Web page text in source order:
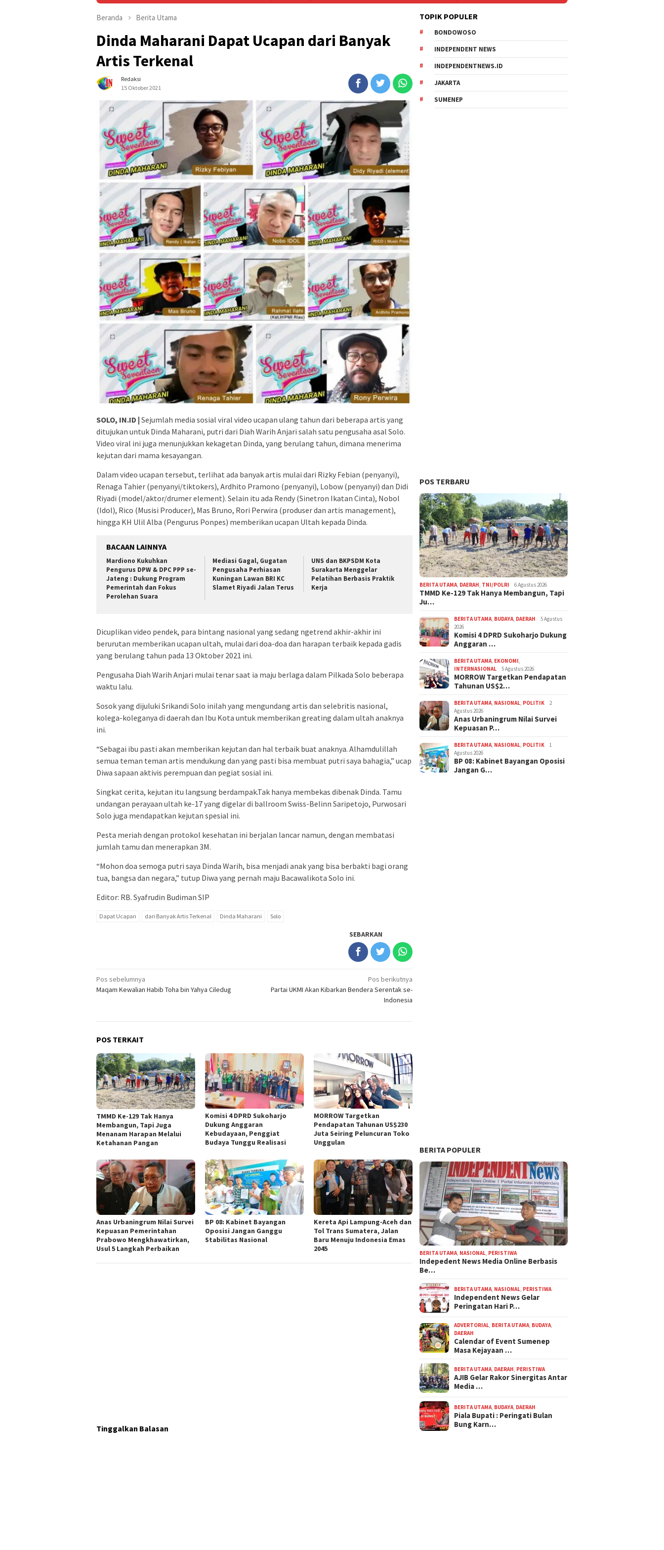
Beranda Berita Utama
Dinda Maharani Dapat Ucapan dari Banyak
Artis Terkenal
Redaksi
15 Oktober 2021
SOLO, IN.ID | Sejumlah media sosial viral video ucapan ulang tahun dari beberapa artis yang
ditujukan untuk Dinda Maharani, putri dari Diah Warih Anjari salah satu pengusaha asal Solo.
Video viral ini juga menunjukkan kekagetan Dinda, yang berulang tahun, dimana menerima
kejutan dari mama kesayangan.
Dalam video ucapan tersebut, terlihat ada banyak artis mulai dari Rizky Febian (penyanyi),
Renaga Tahier (penyanyi/tiktokers), Ardhito Pramono (penyanyi), Lobow (penyanyi) dan Didi
Riyadi (model/aktor/drumer element). Selain itu ada Rendy (Sinetron Ikatan Cinta), Nobol
(Idol), Rico (Musisi Producer), Mas Bruno, Rori Perwira (produser dan artis management),
hingga KH Ulil Alba (Pengurus Ponpes) memberikan ucapan Ultah kepada Dinda.
BACAAN LAINNYA
Mardiono Kukuhkan
Pengurus DPW & DPC PPP se-
Jateng : Dukung Program
Pemerintah dan Fokus
Perolehan Suara
Mediasi Gagal, Gugatan
Pengusaha Perhiasan
Kuningan Lawan BRI KC
Slamet Riyadi Jalan Terus
UNS dan BKPSDM Kota
Surakarta Menggelar
Pelatihan Berbasis Praktik
Kerja
Dicuplikan video pendek, para bintang nasional yang sedang ngetrend akhir-akhir ini
berurutan memberikan ucapan ultah, mulai dari doa-doa dan harapan terbaik kepada gadis
yang berulang tahun pada 13 Oktober 2021 ini.
Pengusaha Diah Warih Anjari mulai tenar saat ia maju berlaga dalam Pilkada Solo beberapa
waktu lalu.
Sosok yang dijuluki Srikandi Solo inilah yang mengundang artis dan selebritis nasional,
kolega-koleganya di daerah dan Ibu Kota untuk memberikan greating dalam ultah anaknya
ini.
“Sebagai ibu pasti akan memberikan kejutan dan hal terbaik buat anaknya. Alhamdulillah
semua teman teman artis mendukung dan yang pasti bisa membuat putri saya bahagia,” ucap
Diwa sapaan aktivis perempuan dan pegiat sosial ini.
Singkat cerita, kejutan itu langsung berdampak.Tak hanya membekas dibenak Dinda. Tamu
undangan perayaan ultah ke-17 yang digelar di ballroom Swiss-Belinn Saripetojo, Purwosari
Solo juga mendapatkan kejutan spesial ini.
Pesta meriah dengan protokol kesehatan ini berjalan lancar namun, dengan membatasi
jumlah tamu dan menerapkan 3M.
“Mohon doa semoga putri saya Dinda Warih, bisa menjadi anak yang bisa berbakti bagi orang
tua, bangsa dan negara,” tutup Diwa yang pernah maju Bacawalikota Solo ini.
Editor: RB. Syafrudin Budiman SIP
Dapat Ucapan dari Banyak Artis Terkenal Dinda Maharani Solo
SEBARKAN
Navigasi
pos
Pos sebelumnya
Maqam Kewalian Habib Toha bin Yahya Ciledug
Pos berikutnya
Partai UKMI Akan Kibarkan Bendera Serentak se-
Indonesia
POS TERKAIT
TMMD Ke-129 Tak Hanya
Membangun, Tapi Juga
Menanam Harapan Melalui
Ketahanan Pangan
Komisi 4 DPRD Sukoharjo
Dukung Anggaran
Kebudayaan, Penggiat
Budaya Tunggu Realisasi
MORROW Targetkan
Pendapatan Tahunan US$230
Juta Seiring Peluncuran Toko
Unggulan
Anas Urbaningrum Nilai Survei
Kepuasan Pemerintahan
Prabowo Mengkhawatirkan,
Usul 5 Langkah Perbaikan
BP 08: Kabinet Bayangan
Oposisi Jangan Ganggu
Stabilitas Nasional
Kereta Api Lampung-Aceh dan
Tol Trans Sumatera, Jalan
Baru Menuju Indonesia Emas
2045
Tinggalkan Balasan
TOPIK POPULER
BONDOWOSO
INDEPENDENT NEWS
INDEPENDENTNEWS.ID
JAKARTA
SUMENEP
POS TERBARU
BERITA UTAMA DAERAH TNI/POLRI 6 Agustus 2026
TMMD Ke-129 Tak Hanya Membangun, Tapi
Ju…
BERITA UTAMA BUDAYA DAERAH
5 Agustus
2026
Komisi 4 DPRD Sukoharjo Dukung
Anggaran …
BERITA UTAMA EKONOMI
INTERNASIONAL
5 Agustus 2026
MORROW Targetkan Pendapatan
Tahunan US$2…
BERITA UTAMA NASIONAL POLITIK
2
Agustus 2026
Anas Urbaningrum Nilai Survei
Kepuasan P…
BERITA UTAMA NASIONAL POLITIK
1
Agustus 2026
BP 08: Kabinet Bayangan Oposisi
Jangan G…
BERITA POPULER
BERITA UTAMA NASIONAL PERISTIWA
Indepedent News Media Online Berbasis
Be…
BERITA UTAMA NASIONAL PERISTIWA
Independent News Gelar
Peringatan Hari P…
ADVERTORIAL BERITA UTAMA BUDAYA
DAERAH
Calendar of Event Sumenep
Masa Kejayaan …
BERITA UTAMA DAERAH PERISTIWA
AJIB Gelar Rakor Sinergitas Antar
Media …
BERITA UTAMA BUDAYA DAERAH
Piala Bupati : Peringati Bulan
Bung Karn…